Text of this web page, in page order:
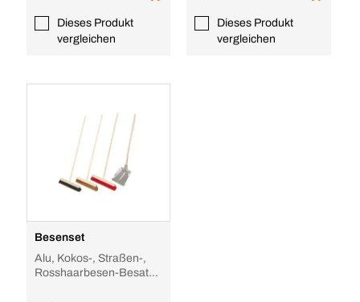
Dieses Produkt
vergleichen
Dieses Produkt
vergleichen
Besenset
Alu, Kokos-, Straßen-,
Rosshaarbesen-Besatz,